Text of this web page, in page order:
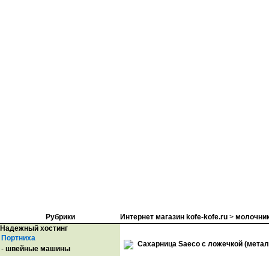
Рубрики
Надежный хостинг
Портниха
- швейные машины
Интернет магазин kofe-kofe.ru >
Сахарница Saeco с ложечкой